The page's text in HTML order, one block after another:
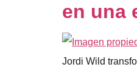
en una
Jordi Wild